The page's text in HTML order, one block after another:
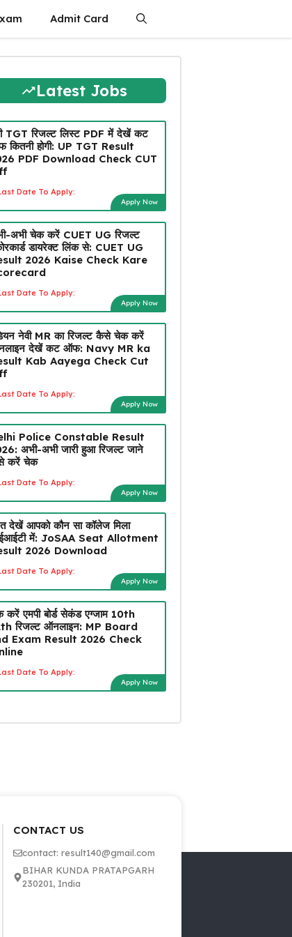
Admit Card
Latest Jobs
TGT रिजल्ट लिस्ट PDF में देखें कट
कितनी होगी: UP TGT Result
PDF Download Check CUT
Date To Apply:
Apply Now
अभी चेक करें CUET UG रिजल्ट
डायरेक्ट लिंक से: CUET UG
2026 Kaise Check Kare
Date To Apply:
Apply Now
नेवी MR का रिजल्ट कैसे चेक करें
देखें कट ऑफ: Navy MR ka
Kab Aayega Check Cut
Date To Apply:
Apply Now
Police Constable Result
अभी-अभी जारी हुआ रिजल्ट जाने
करें चेक
Date To Apply:
Apply Now
देखें आपको कौन सा कॉलेज मिला
में: JoSAA Seat Allotment
2026 Download
Date To Apply:
Apply Now
करें एमपी बोर्ड सेकंड एग्जाम 10th
रिजल्ट ऑनलाइन: MP Board
Exam Result 2026 Check
Date To Apply:
Apply Now
CONTACT US
contact: result140@gmail.com
BIHAR KUNDA PRATAPGARH
230201, India